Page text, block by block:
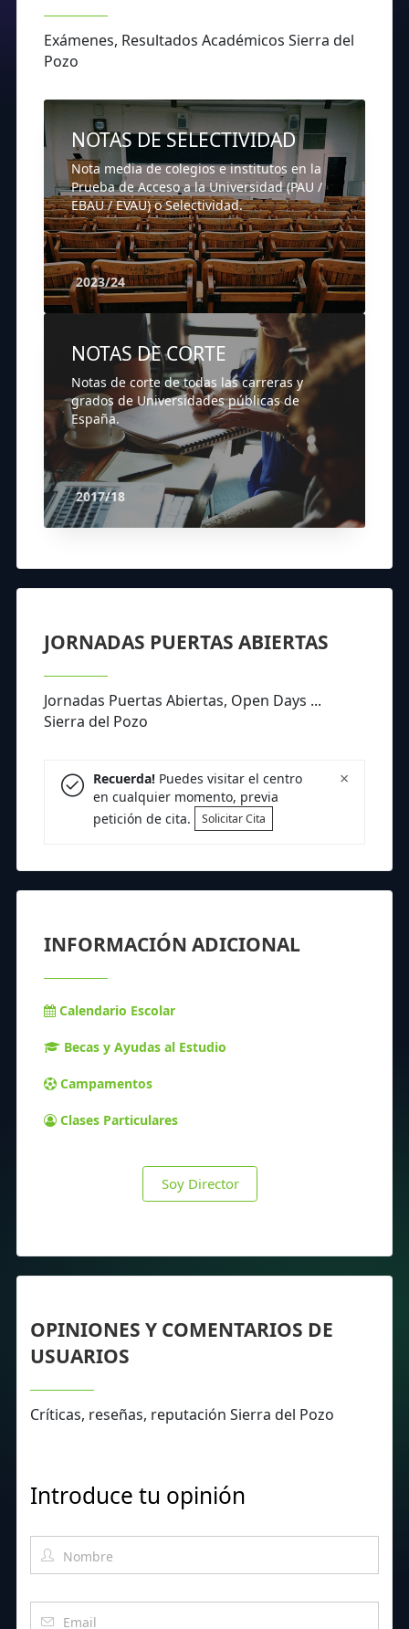
Exámenes, Resultados Académicos Sierra del
Pozo
NOTAS DE SELECTIVIDAD
Nota media de colegios e institutos en la
Prueba de Acceso a la Universidad (PAU /
EBAU / EVAU) o Selectividad.
2023/24
NOTAS DE CORTE
Notas de corte de todas las carreras y
grados de Universidades públicas de
España.
2017/18
JORNADAS PUERTAS ABIERTAS
Jornadas Puertas Abiertas, Open Days ...
Sierra del Pozo
×
Recuerda!Puedes visitar el centro
en cualquier momento, previa
petición de cita.
Solicitar Cita
INFORMACIÓN ADICIONAL
Calendario Escolar
Becas y Ayudas al Estudio
Campamentos
Clases Particulares
Soy Director
OPINIONES Y COMENTARIOS DE
USUARIOS
Críticas, reseñas, reputación Sierra del Pozo
Introduce tu opinión